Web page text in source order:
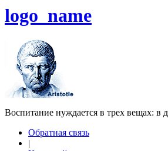
logo_name
Воспитание нуждается в трех вещах: в
Обратная связь
|